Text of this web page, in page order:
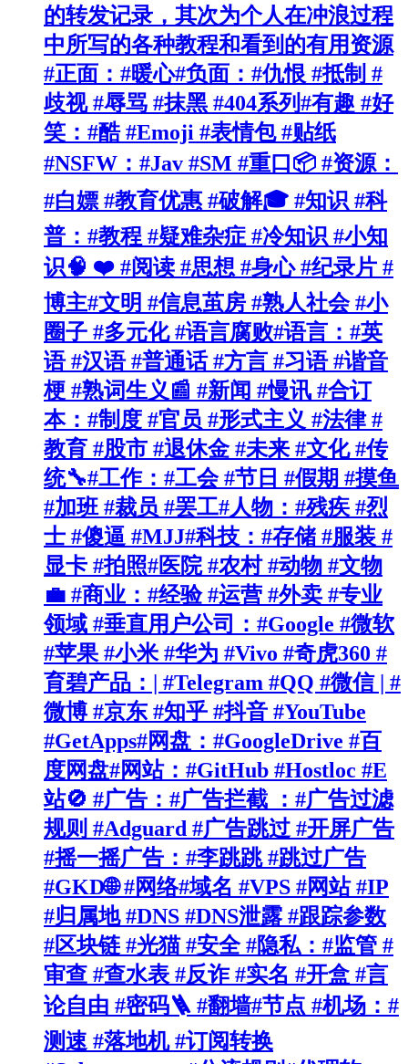
的转发记录，其次为个人在冲浪过程
中所写的各种教程和看到的有用资源
#正面：#暖心#负面：#仇恨 #抵制 #
歧视 #辱骂 #抹黑 #404系列#有趣 #好
笑：#酷 #Emoji #表情包 #贴纸
#NSFW：#Jav #SM #重口📦 #资源：
#白嫖 #教育优惠 #破解🎓 #知识 #科
普：#教程 #疑难杂症 #冷知识 #小知
识🧠 ❤️ #阅读 #思想 #身心 #纪录片 #
博主#文明 #信息茧房 #熟人社会 #小
圈子 #多元化 #语言腐败#语言：#英
语 #汉语 #普通话 #方言 #习语 #谐音
梗 #熟词生义📰 #新闻 #慢讯 #合订
本：#制度 #官员 #形式主义 #法律 #
教育 #股市 #退休金 #未来 #文化 #传
统🔧#工作：#工会 #节日 #假期 #摸鱼
#加班 #裁员 #罢工#人物：#残疾 #烈
士 #傻逼 #MJJ#科技：#存储 #服装 #
显卡 #拍照#医院 #农村 #动物 #文物
💼 #商业：#经验 #运营 #外卖 #专业
领域 #垂直用户公司：#Google #微软
#苹果 #小米 #华为 #Vivo #奇虎360 #
育碧产品：| #Telegram #QQ #微信 | #
微博 #京东 #知乎 #抖音 #YouTube
#GetApps#网盘：#GoogleDrive #百
度网盘#网站：#GitHub #Hostloc #E
站🚫 #广告：#广告拦截 ：#广告过滤
规则 #Adguard #广告跳过 #开屏广告
#摇一摇广告：#李跳跳 #跳过广告
#GKD🌐 #网络#域名 #VPS #网站 #IP
#归属地 #DNS #DNS泄露 #跟踪参数
#区块链 #光猫 #安全 #隐私：#监管 #
审查 #查水表 #反诈 #实名 #开盒 #言
论自由 #密码🪜 #翻墙#节点 #机场：#
测速 #落地机 #订阅转换